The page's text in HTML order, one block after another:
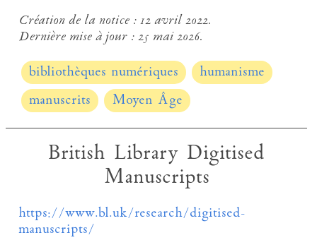
Création de la notice :12 avril 2022.
Dernière mise à jour :25 mai 2026.
bibliothèques numériques
humanisme
manuscrits
Moyen Âge
British Library Digitised
Manuscripts
https://www.bl.uk/research/digitised-
manuscripts/